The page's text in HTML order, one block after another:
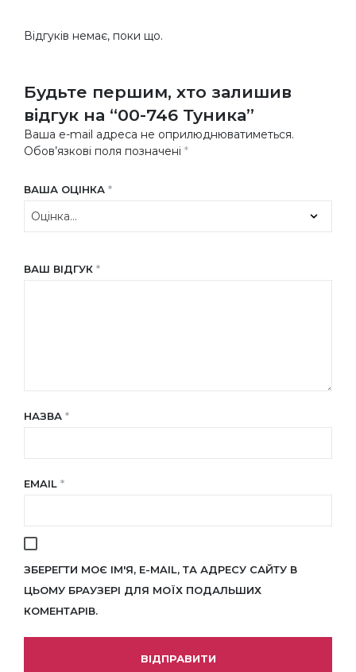
Відгуків немає, поки що.
Будьте першим, хто залишив
відгук на “00-746 Туника”
Ваша e-mail адреса не оприлюднюватиметься.
Обов’язкові поля позначені *
ВАША ОЦІНКА *
ВАШ ВІДГУК *
НАЗВА *
EMAIL *
ЗБЕРЕГТИ МОЄ ІМ'Я, E-MAIL, ТА АДРЕСУ САЙТУ В
ЦЬОМУ БРАУЗЕРІ ДЛЯ МОЇХ ПОДАЛЬШИХ
КОМЕНТАРІВ.